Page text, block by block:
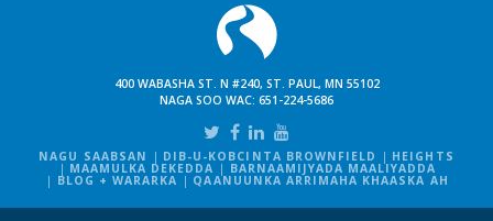
400 WABASHA ST. N #240, ST. PAUL, MN 55102
NAGA SOO WAC: 651-224-5686
NAGU SAABSAN DIB-U-KOBCINTA BROWNFIELD HEIGHTS
MAAMULKA DEKEDDA BARNAAMIJYADA MAALIYADDA
BLOG + WARARKA QAANUUNKA ARRIMAHA KHAASKA AH